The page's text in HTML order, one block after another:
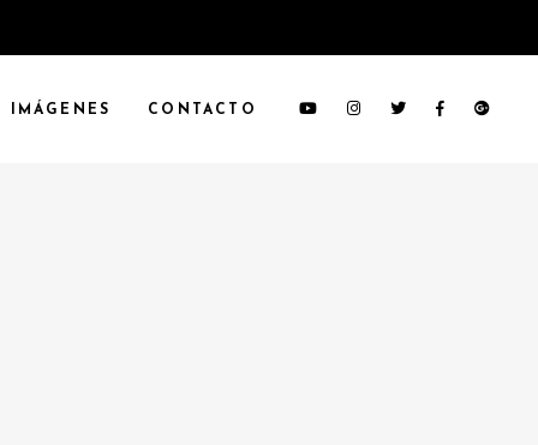
IMÁGENES CONTACTO